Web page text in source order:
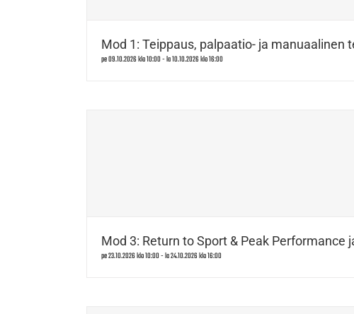
Mod 1: Teippaus, palpaatio- ja manuaalinen
pe 09.10.2026 klo 10:00-la 10.10.2026 klo 16:00
Mod 3: Return to Sport & Peak Performance
pe 23.10.2026 klo 10:00-la 24.10.2026 klo 16:00